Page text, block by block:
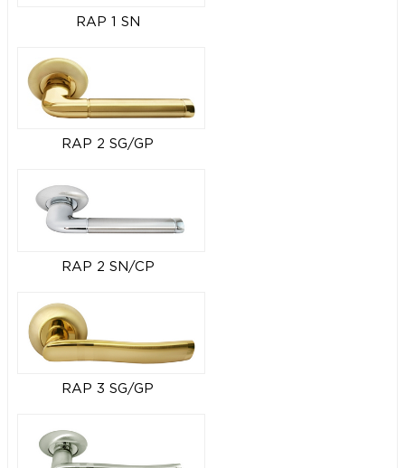
RAP 1 SN
RAP 2 SG/GP
RAP 2 SN/CP
RAP 3 SG/GP